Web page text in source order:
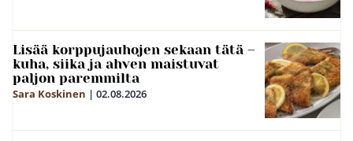
Lisää korppujauhojen sekaan tätä –
kuha, siika ja ahven maistuvat
paljon paremmilta
Sara Koskinen | 02.08.2026